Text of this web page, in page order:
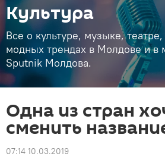
Культура
Все о культуре, музыке,
модных трендах в Молдове и в
Sputnik Молдова.
Одна из стран
сменить
07:14 10.03.2019